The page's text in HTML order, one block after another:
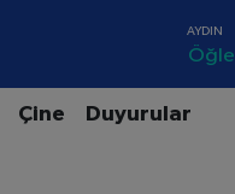
Öğle
Çine Duyurular